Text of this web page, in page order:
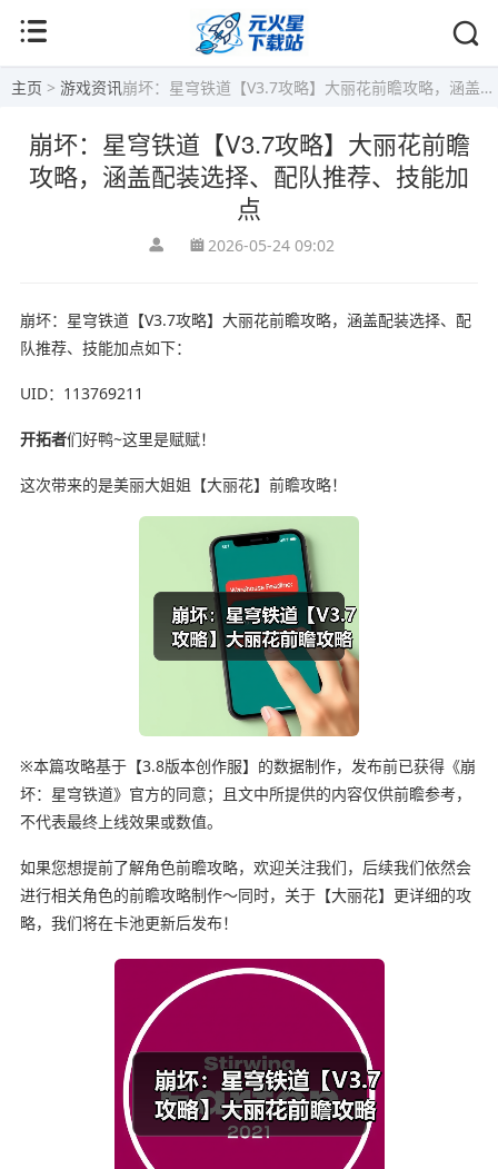
主页 > 游戏资讯崩坏：星穹铁道【V3.7攻略】大丽花前瞻攻略，涵盖配装选择、配队推荐、技能加点
崩坏：星穹铁道【V3.7攻略】大丽花前瞻
攻略，涵盖配装选择、配队推荐、技能加
点
2026-05-24 09:02
崩坏：星穹铁道【V3.7攻略】大丽花前瞻攻略，涵盖配装选择、配
队推荐、技能加点如下：
UID：113769211
开拓者们好鸭~这里是赋赋！
这次带来的是美丽大姐姐【大丽花】前瞻攻略！
※本篇攻略基于【3.8版本创作服】的数据制作，发布前已获得《崩
坏：星穹铁道》官方的同意；且文中所提供的内容仅供前瞻参考，
不代表最终上线效果或数值。
如果您想提前了解角色前瞻攻略，欢迎关注我们，后续我们依然会
进行相关角色的前瞻攻略制作～同时，关于【大丽花】更详细的攻
略，我们将在卡池更新后发布！